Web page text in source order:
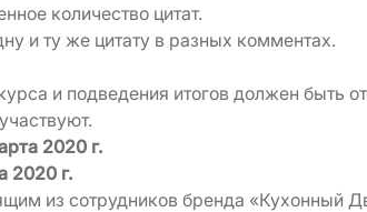
количество цитат.
и ту же цитату в разных комментах.
и подведения итогов должен быть
2020 г.
2020 г.
из сотрудников бренда «Кухонный